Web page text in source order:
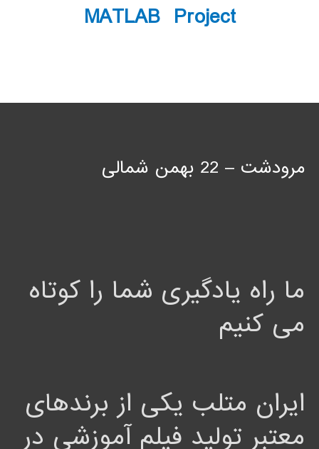
MATLAB Project
مرودشت – 22 بهمن شمالی
ما راه یادگیری شما را کوتاه
می کنیم
ایران متلب یکی از برندهای
معتبر تولید فیلم آموزشی در